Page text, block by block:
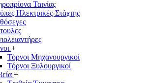
Ταινίας
Ηλεκτρικές-Στάχτης
+
Τόρνοι Μηχανουργικοί
Τόρνοι Ξυλουργικοί
+